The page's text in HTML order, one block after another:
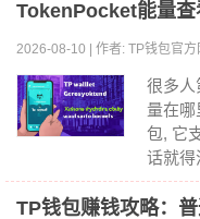
TokenPocket能量查
2026-08-10 | 作者: TP钱包官方
很多人
量在哪
包, 它
话就得
TP钱包赚钱攻略：